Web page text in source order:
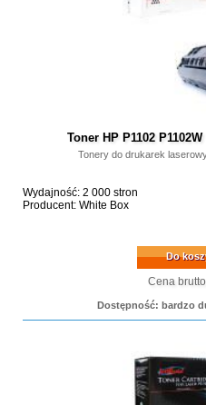
Toner HP P1102
Tonery do drukarek
Wydajność: 2 000 stron
Producent: White Box
Do
Cena
Dostępność: bardzo